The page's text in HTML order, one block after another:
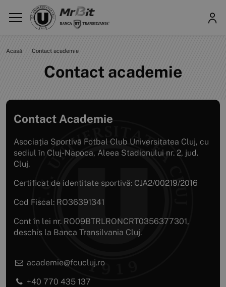
Acasă Contact academie
Contact academie
Contact Academie
Asociația Sportivă Fotbal Club Universitatea Cluj, cu
sediul în Cluj-Napoca, Aleea Stadionului nr. 2, jud.
Cluj.
Certificat de identitate sportivă: CJA2/00219/2016
Cod Fiscal: RO36391341
Cont în lei nr. RO09BTRLRONCRT0356377301,
deschis la Banca Transilvania Cluj.
academie@fcucluj.ro
+40 770 435 137